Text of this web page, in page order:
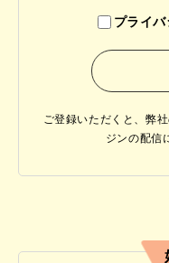
プライ
ご登録いただくと、弊
ジンの配信